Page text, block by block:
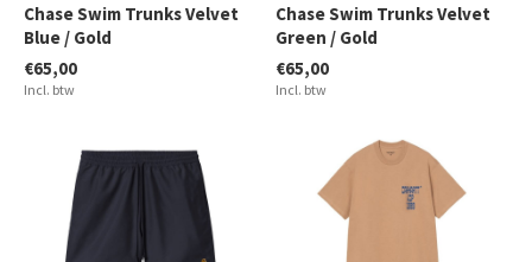
Chase Swim Trunks Velvet
Blue / Gold
€65,00
Incl. btw
Chase Swim Trunks Velvet
Green / Gold
€65,00
Incl. btw